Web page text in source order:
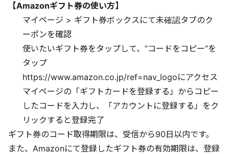
【Amazonギフト券の使い方】
マイページ > ギフト券ボックスにて未確認タブのク
ーポンを確認
使いたいギフト券をタップして、”コードをコピー”を
タップ
https://www.amazon.co.jp/ref=nav_logoにアクセス
マイページの「ギフトカードを登録する」からコピー
したコードを入力し、「アカウントに登録する」をク
リックすると登録完了
ギフト券のコード取得期限は、受信から90日以内です。
また、Amazonにて登録したギフト券の有効期限は、登録